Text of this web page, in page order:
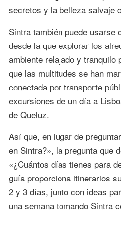
secretos y la belleza salvaje
Sintra también puede usarse
desde la que explorar los
ambiente relajado y tranquilo
que las multitudes se han
conectada por transporte
excursiones de un día a
de Queluz.
Así que, en lugar de
en Sintra?», la pregunta que
«¿Cuántos días tienes para
guía proporciona itinerarios
2 y 3 días, junto con ideas
una semana tomando Sintra